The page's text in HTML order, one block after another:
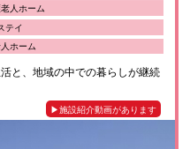
人ホーム
テイ
ホーム
と、地域の中での暮らしが継続
▶︎施設紹介動画があります